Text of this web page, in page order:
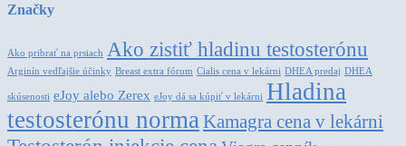
Značky
Ako pribrať na prsiach Ako zistiť hladinu testosterónu
Arginín vedľajšie účinky Breast extra fórum Cialis cena v lekárni DHEA predaj DHEA
skúsenosti eJoy alebo Zerex eJoy dá sa kúpiť v lekárni Hladina
testosterónu norma Kamagra cena v lekárni